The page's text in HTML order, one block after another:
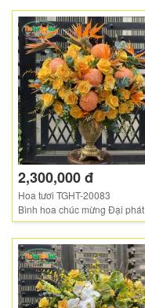
2,300,000 đ
Hoa tươi TGHT-20083
Bình hoa chúc mừng Đại phát